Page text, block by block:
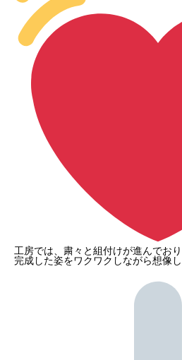
工房では、粛々と組付けが進んでおり
完成した姿をワクワクしながら想像